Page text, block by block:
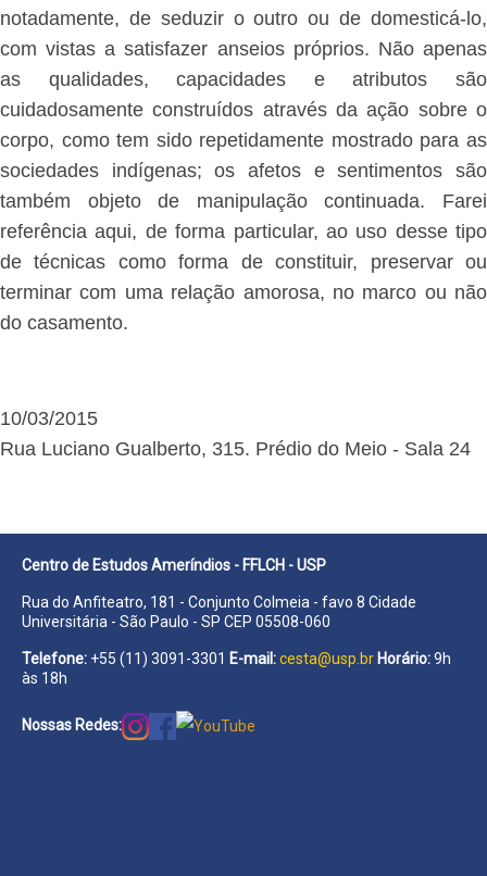
notadamente, de seduzir o outro ou de domesticá-lo,
com vistas a satisfazer anseios próprios. Não apenas
as qualidades, capacidades e atributos são
cuidadosamente construídos através da ação sobre o
corpo, como tem sido repetidamente mostrado para as
sociedades indígenas; os afetos e sentimentos são
também objeto de manipulação continuada. Farei
referência aqui, de forma particular, ao uso desse tipo
de técnicas como forma de constituir, preservar ou
terminar com uma relação amorosa, no marco ou não
do casamento.
10/03/2015
Rua Luciano Gualberto, 315. Prédio do Meio - Sala 24
Centro de Estudos Ameríndios - FFLCH - USP
Rua do Anfiteatro, 181 - Conjunto Colmeia - favo 8 Cidade
Universitária - São Paulo - SP CEP 05508-060
Telefone: +55 (11) 3091-3301 E-mail:cesta@usp.br Horário:9h
às 18h
Nossas Redes: